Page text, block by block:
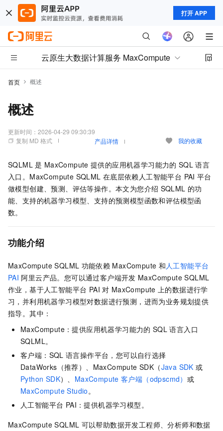
打开 APP
云原生大数据计算服务 MaxCompute
首页 概述
概述
更新时间： 2026-04-29 09:30:39
复制 MD 格式
产品详情 我的收藏
SQLML 是 MaxCompute 提供的应用机器学习能力的 SQL 语言
入口。MaxCompute SQLML 在底层依赖 人工智能平台 PAI 平台
做模型创建、预测、评估等操作。本文为您介绍 SQLML 的功
能、支持的机器学习模型、支持的预测模型函数和评估模型函
数。
功能介绍
MaxCompute SQLML 功能依赖 MaxCompute 和人工智能平台
PAI 阿里云产品。您可以通过客户端开发 MaxCompute SQLML
作业，基于人工智能平台 PAI 对 MaxCompute 上的数据进行学
习，并利用机器学习模型对数据进行预测，进而为业务规划提供
指导。其中：
MaxCompute：提供应用机器学习能力的 SQL 语言入口
SQLML。
客户端：SQL 语言操作平台，您可以自行选择
DataWorks（推荐）、MaxCompute SDK（Java SDK 或
Python SDK）、 MaxCompute 客户端（odpscmd） 或
MaxCompute Studio。
人工智能平台 PAI ：提供机器学习模型。
MaxCompute SQLML 可以帮助数据开发工程师、分析师和数据